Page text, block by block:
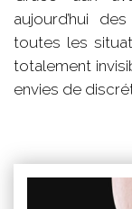
aujourd’hui
toutes les
totalement
envies de